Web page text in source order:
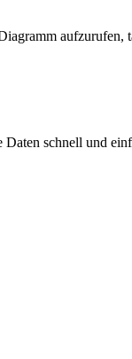
aufzurufen,
schnell und